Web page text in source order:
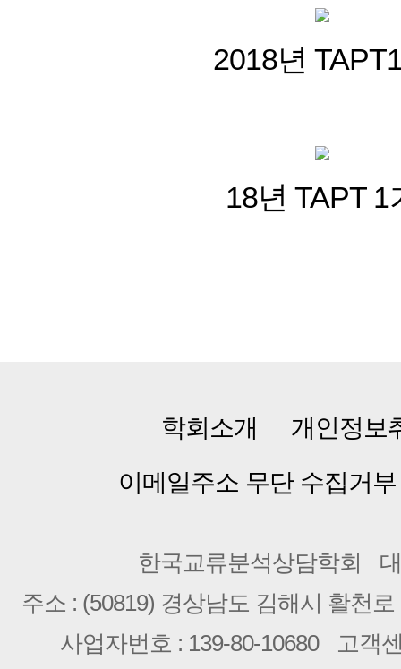
2018년
18년 TAPT 1
학회소개
개인정보
이메일주소 무단 수집거부
한국교류분석상담학회
주소 : (50819) 경상남도 김해시 활천
사업자번호 : 139-80-10680
고객